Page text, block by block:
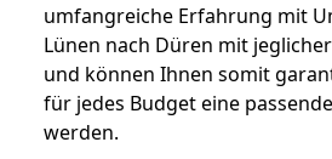
umfangreiche Erfahrung mit
Lünen nach Düren mit
und können Ihnen somit
für jedes Budget eine
werden.